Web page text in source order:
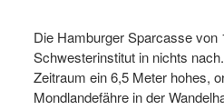
Die Hamburger Sparcasse von
Schwesterinstitut in nichts
Zeitraum ein 6,5 Meter hohes,
Mondlandefähre in der